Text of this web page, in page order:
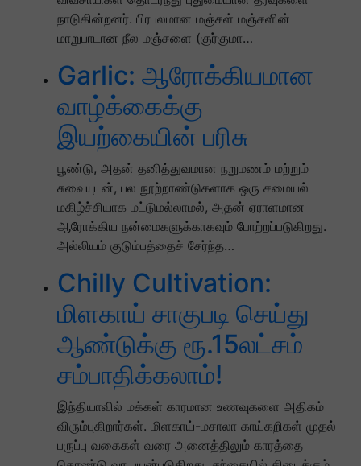
நாடுகின்றனர். பிரபலமான மஞ்சள் மஞ்சளின்
மாறுபாடான நீல மஞ்சளை (குர்குமா…
Garlic: ஆரோக்கியமான
வாழ்க்கைக்கு
இயற்கையின் பரிசு
பூண்டு, அதன் தனித்துவமான நறுமணம் மற்றும்
சுவையுடன், பல நூற்றாண்டுகளாக ஒரு சமையல்
மகிழ்ச்சியாக மட்டுமல்லாமல், அதன் ஏராளமான
ஆரோக்கிய நன்மைகளுக்காகவும் போற்றப்படுகிறது.
அல்லியம் குடும்பத்தைச் சேர்ந்த…
Chilly Cultivation:
மிளகாய் சாகுபடி செய்து
ஆண்டுக்கு ரூ.15லட்சம்
சம்பாதிக்கலாம்!
இந்தியாவில் மக்கள் காரமான உணவுகளை அதிகம்
விரும்புகிறார்கள். மிளகாய்-மசாலா காய்கறிகள் முதல்
பருப்பு வகைகள் வரை அனைத்திலும் காரத்தை